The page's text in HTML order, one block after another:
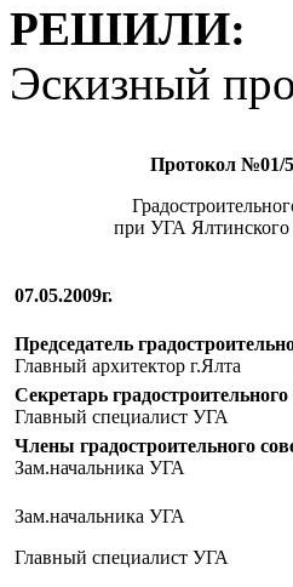
РЕШИЛИ:
Эскизный
Протокол №01/
при УГА Ялтинского
07.05.2009г.
Председатель
Главный архитектор г.Ялта
Секретарь градостроительного
Главный специалист УГА
Члены градостроительного
Зам.начальника УГА
Зам.начальника УГА
Главный специалист УГА